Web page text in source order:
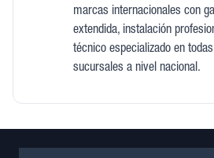
marcas internacionales con
extendida, instalación
técnico especializado en
sucursales a nivel nacional.